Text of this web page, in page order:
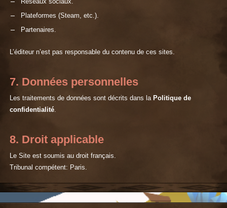
Réseaux sociaux.
Plateformes (Steam, etc.).
Partenaires.
L’éditeur n’est pas responsable du contenu de ces sites.
7. Données personnelles
Les traitements de données sont décrits dans la Politique de
confidentialité.
8. Droit applicable
Le Site est soumis au droit français.
Tribunal compétent: Paris.